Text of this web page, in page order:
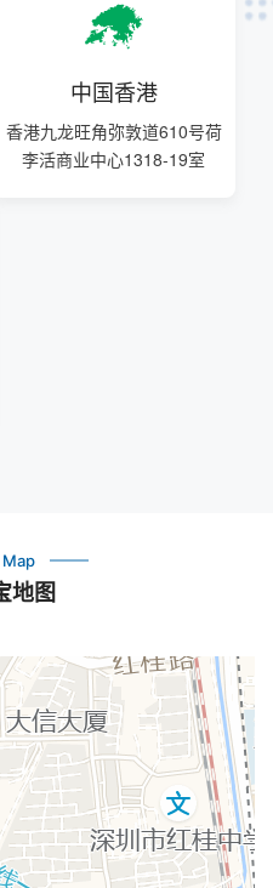
中国香港
香港九龙旺角弥敦道610号荷
李活商业中心1318-19室
地图